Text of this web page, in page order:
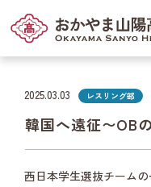
2025.03.03 レスリング部
韓国へ遠征〜OB
西日本学生選抜チーム